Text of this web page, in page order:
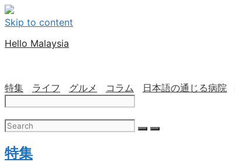
Skip to content
Hello Malaysia
特集 ライフ グルメ コラム 日本語の通じる病院
特集